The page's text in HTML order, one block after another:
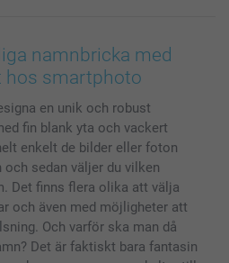
namnbricka med
hos smartphoto
en unik och robust
fin blank yta och vackert
enkelt de bilder eller foton
sedan väljer du vilken
Det finns flera olika att välja
och även med möjligheter att
Och varför ska man då
Det är faktiskt bara fantasin